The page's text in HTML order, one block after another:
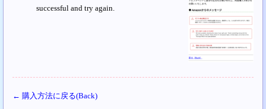
successful and try again.
← 購入方法に戻る(Back)